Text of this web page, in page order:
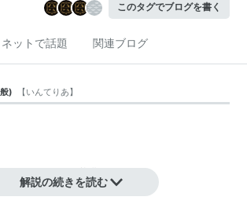
このタグでブログを書く
ネットで話題 関連ブログ
) 【いんてりあ】
インをする職業を
ナーとよぶ
解説の続きを読む